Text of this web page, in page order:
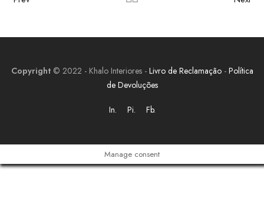
Copyright© 2022 - Khalo Interiores - Livro de Reclamação- Política
de Devoluções
In. Pi. Fb.
Manage consent